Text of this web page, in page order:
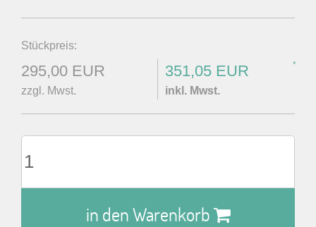
Stückpreis:
295,00 EUR
zzgl. Mwst.
351,05 EUR *
inkl. Mwst.
in den Warenkorb